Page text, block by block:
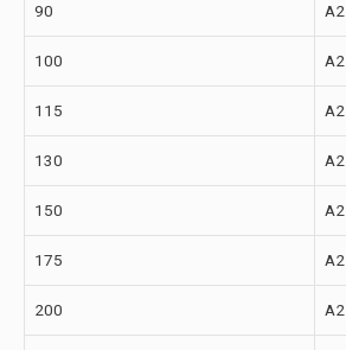
90 A2
100 A2
115 A2
130 A2
150 A2
175 A2
200 A2